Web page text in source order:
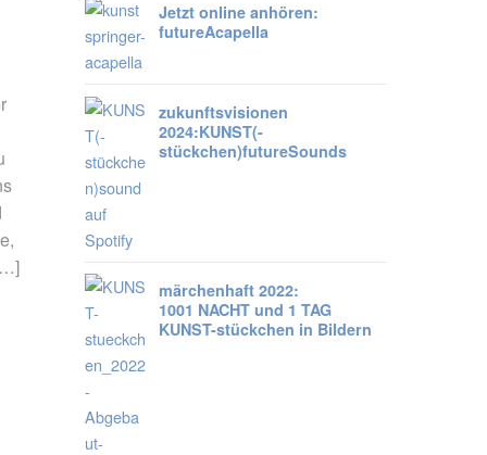
Jetzt online anhören:
futureAcapella
zukunftsvisionen
2024:KUNST(-
stückchen)futureSounds
märchenhaft 2022:
1001 NACHT und 1 TAG
KUNST-stückchen in Bildern